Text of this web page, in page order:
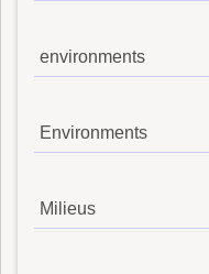
environments
Environments
Milieus